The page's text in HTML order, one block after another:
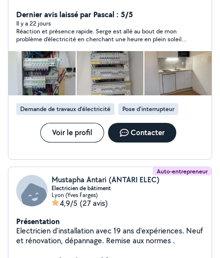
Dernier avis laissé par Pascal : 5/5
Il y a 22 jours
Réaction et présence rapide. Serge est allé au bout de mon
problème d'électricité en cherchant une heure en plein soleil
finalement trouver. Merci de ne pas avoir abandonner malgré
les difficultés et d'avoir trouver la solution. Je recommande.
Demande de travaux d’électricité Pose d'interrupteur
Voir le profil Contacter
Auto-entrepreneur
Mustapha Antari (ANTARI ELEC)
Electricien de bâtiment
Lyon (Yves Farges)
4,9/5 (27 avis)
Présentation
Electricien d'installation avec 19 ans d'expériences. Neuf
et rénovation, dépannage. Remise aux normes .